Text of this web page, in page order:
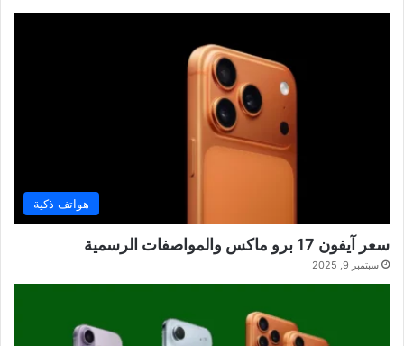
هواتف ذكية
سعر آيفون 17 برو ماكس والمواصفات الرسمية
سبتمبر 9, 2025